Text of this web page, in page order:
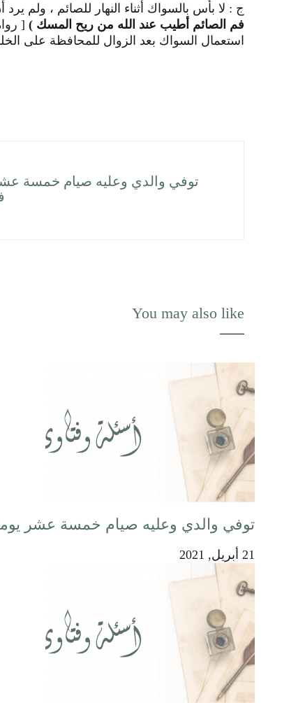
ج : لا بأس بالسواك أثناء النهار للصائم ، ولم يرد
فم الصائم أطيب عند الله من ريح المسك ) [ رواه
استعمال السواك بعد الزوال للمحافظة على
توفي والدي وعليه صيام خمسة
You may also like
توفي والدي وعليه صيام خمسة عشر
21 أبريل, 2021